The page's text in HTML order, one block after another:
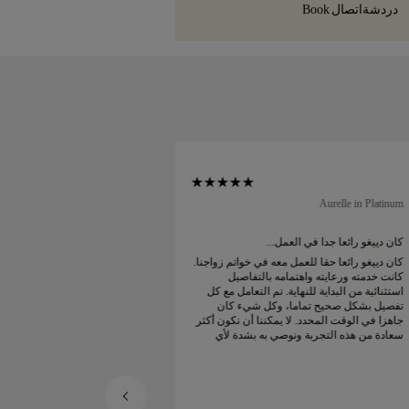
دردشة اتصال Book
Aurelle in Platinum
كان دييغو رائعا جدا في العمل...
كان دييغو رائعا حقا للعمل معه في خواتم زواجنا.
كانت خدمته ورعايته واهتمامه بالتفاصيل
استثنائية من البداية للنهاية. تم التعامل مع كل
تفصيل بشكل صحيح تماما، وكل شيء كان
جاهزا في الوقت المحدد. لا يمكننا أن نكون أكثر
سعادة من هذه التجربة ونوصي به بشدة لأي